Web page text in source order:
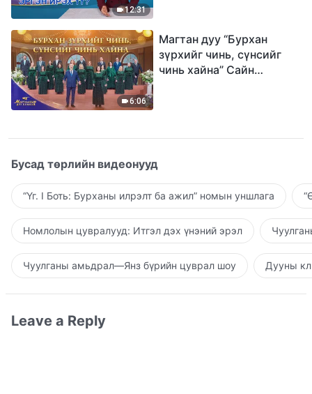
12:31
6:06
Магтан дуу “Бурхан
зүрхийг чинь, сүнсийг
чинь хайна” Сайн
Бусад төрлийн видеонууд
“Үг. I Боть: Бурханы илрэлт ба ажил” номын уншлага
Номлолын цувралууд: Итгэл дэх үнэний эрэл
Чуулганы амьдрал—Янз бүрийн цуврал шоу Дууны
Leave a Reply